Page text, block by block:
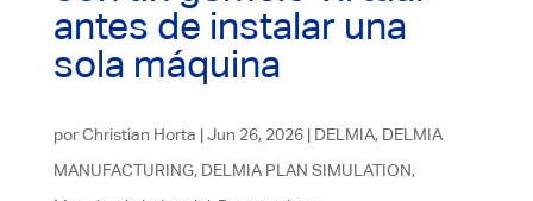
antes de instalar una
sola máquina
porChristian Horta |Jun 26, 2026| DELMIA, DELMIA
MANUFACTURING, DELMIA PLAN SIMULATION,